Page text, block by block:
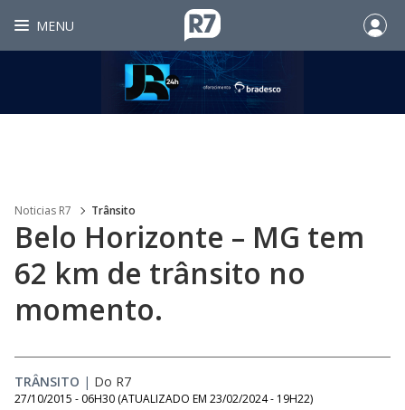
MENU
Noticias R7 Trânsito
Belo Horizonte – MG tem
62 km de trânsito no
momento.
TRÂNSITO | Do R7
27/10/2015 - 06H30 (ATUALIZADO EM 23/02/2024 - 19H22)